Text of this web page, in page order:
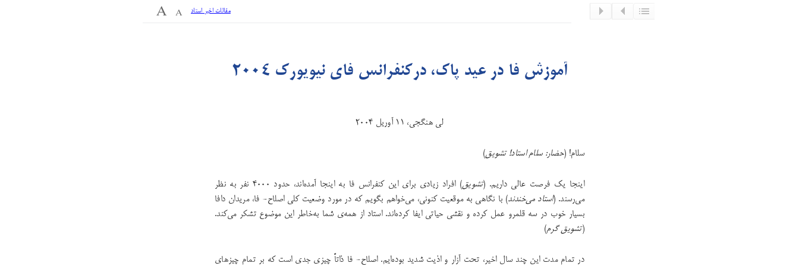
مقالات اخیر استاد
آموزش فا در عید پاک، درکنفرانس فای نیویورک ۲۰۰۴
لی هنگجی، ۱۱ آوریل ۲۰۰۴
سلام! (حضار: سلام استاد! تشویق)
اینجا یک فرصت عالی داریم. (تشویق
) افراد زیادی برای این کنفرانس فا به اینجا آمده‌اند، حدود ۴۰۰۰ نفر به نظر
می‌رسند. (استاد می‌خندند) با نگاهی به موقعیت کنونی، می‌خواهم بگویم که در مورد وضعیت کلی اصلاح- فا، مریدان دافا
بسیار خوب در سه قلمرو عمل کرده‌ و نقشی حیاتی ایفا کرده‌اند. استاد از همه‌ی شما به‌خاطر این موضوع تشکر می‌کند.
(تشویق گرم)
در تمام مدت این چند سال اخیر، تحت آزار و اذیت شدید بوده‌ایم. اصلاح- فا ذاتاً چیزی جدی است که بر تمام چیزهای